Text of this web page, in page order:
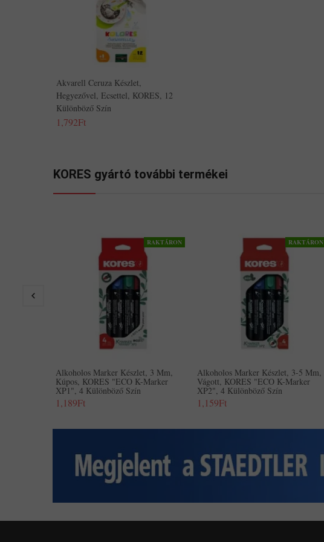
Akvarell Ceruza Készlet,
Hegyezővel, Ecsettel, KORES, 12
Különböző Szín
1,792Ft
KORES gyártó további termékei
RAKTÁRON
Alkoholos Marker Készlet, 3 Mm,
Kúpos, KORES "ECO K-Marker
XP1", 4 Különböző Szín
1,189Ft
RAKTÁRON
Alkoholos Marker Készlet, 3-5 Mm,
Vágott, KORES "ECO K-Marker
XP2", 4 Különböző Szín
1,159Ft